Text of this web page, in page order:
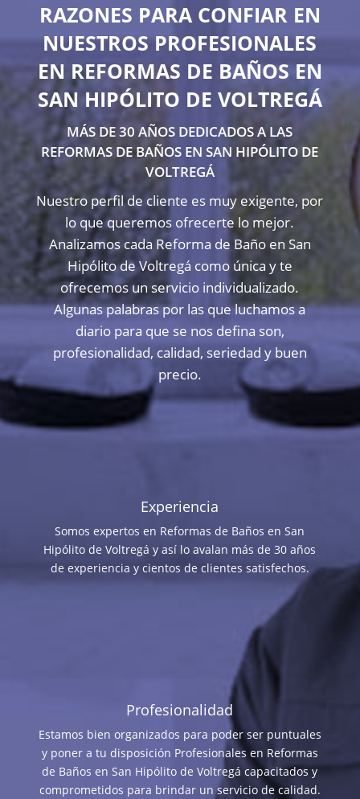
RAZONES PARA CONFIAR EN
NUESTROS PROFESIONALES
EN REFORMAS DE BAÑOS EN
SAN HIPÓLITO DE VOLTREGÁ
MÁS DE 30 AÑOS DEDICADOS A LAS
REFORMAS DE BAÑOS EN SAN HIPÓLITO DE
VOLTREGÁ
Nuestro perfil de cliente es muy exigente, por
lo que queremos ofrecerte lo mejor.
Analizamos cada Reforma de Baño en San
Hipólito de Voltregá como única y te
ofrecemos un servicio individualizado.
Algunas palabras por las que luchamos a
diario para que se nos defina son,
profesionalidad, calidad, seriedad y buen
precio.
Experiencia
Somos expertos en Reformas de Baños en San
Hipólito de Voltregá y así lo avalan más de 30 años
de experiencia y cientos de clientes satisfechos.
Profesionalidad
Estamos bien organizados para poder ser puntuales
y poner a tu disposición Profesionales en Reformas
de Baños en San Hipólito de Voltregá capacitados y
comprometidos para brindar un servicio de calidad.